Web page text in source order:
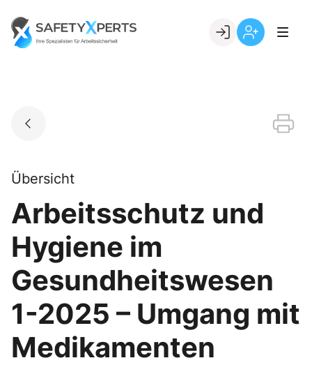
content
Go to landing page.
Übersicht
Arbeitsschutz und
Hygiene im
Gesundheitswesen
1-2025 – Umgang mit
Medikamenten